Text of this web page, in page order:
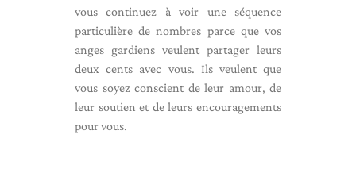
vous continuez à voir une séquence
particulière de nombres parce que vos
anges gardiens veulent partager leurs
deux cents avec vous. Ils veulent que
vous soyez conscient de leur amour, de
leur soutien et de leurs encouragements
pour vous.